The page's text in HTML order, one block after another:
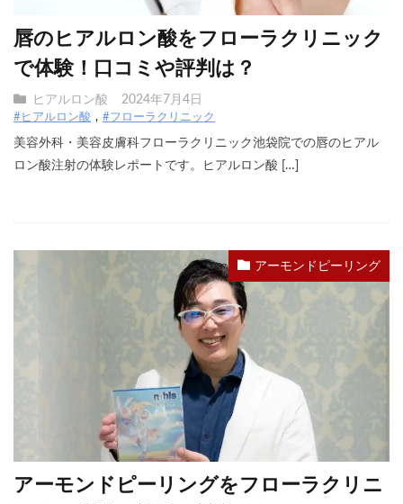
唇のヒアルロン酸をフローラクリニック
で体験！口コミや評判は？
ヒアルロン酸 2024年7月4日
#ヒアルロン酸 #フローラクリニック
美容外科・美容皮膚科フローラクリニック池袋院での唇のヒアル
ロン酸注射の体験レポートです。ヒアルロン酸 […]
アーモンドピーリング
アーモンドピーリングをフローラクリニ